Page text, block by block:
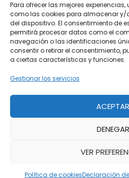
Para ofrecer las mejores
como las cookies para almacenar
del dispositivo. El consentimiento de
permitirá procesar datos como el
navegación o las identificaciones
consentir o retirar el consentimiento,
a ciertas características y funciones.
Gestionar los servicios
ACEPTAR
DENEGAR
VER
Política de cookiesDeclaración
Información Legal
Aviso Legal
Toda la